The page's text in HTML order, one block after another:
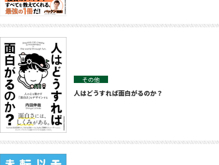
その他
人はどうすれば面白がるのか？